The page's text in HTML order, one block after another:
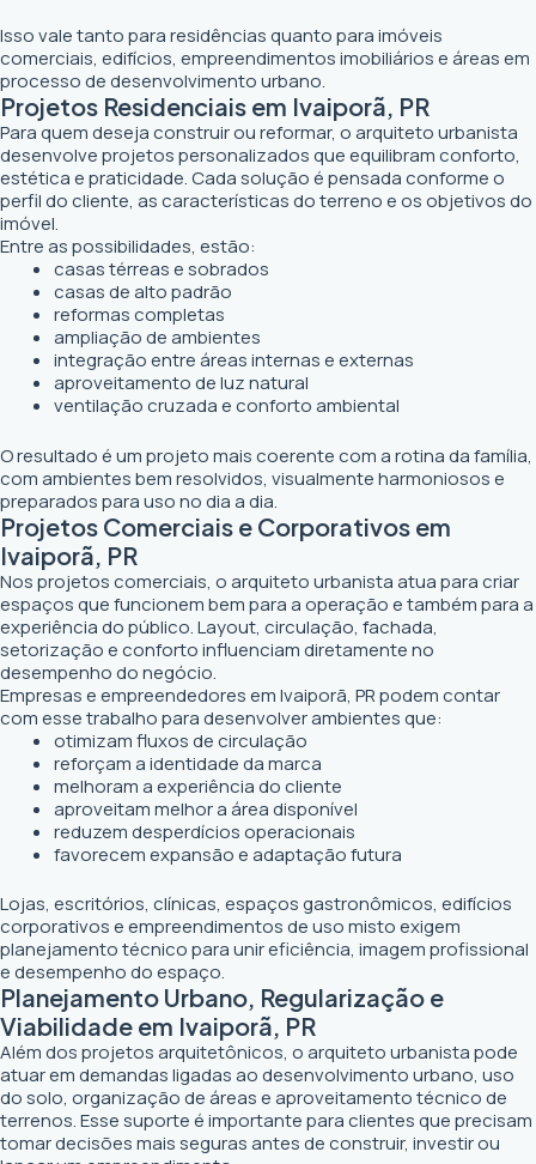
Isso vale tanto para residências quanto para imóveis
comerciais, edifícios, empreendimentos imobiliários e áreas em
processo de desenvolvimento urbano.
Projetos Residenciais em Ivaiporã, PR
Para quem deseja construir ou reformar, o arquiteto urbanista
desenvolve projetos personalizados que equilibram conforto,
estética e praticidade. Cada solução é pensada conforme o
perfil do cliente, as características do terreno e os objetivos do
imóvel.
Entre as possibilidades, estão:
casas térreas e sobrados
casas de alto padrão
reformas completas
ampliação de ambientes
integração entre áreas internas e externas
aproveitamento de luz natural
ventilação cruzada e conforto ambiental
O resultado é um projeto mais coerente com a rotina da família,
com ambientes bem resolvidos, visualmente harmoniosos e
preparados para uso no dia a dia.
Projetos Comerciais e Corporativos em
Ivaiporã, PR
Nos projetos comerciais, o arquiteto urbanista atua para criar
espaços que funcionem bem para a operação e também para a
experiência do público. Layout, circulação, fachada,
setorização e conforto influenciam diretamente no
desempenho do negócio.
Empresas e empreendedores em Ivaiporã, PR podem contar
com esse trabalho para desenvolver ambientes que:
otimizam fluxos de circulação
reforçam a identidade da marca
melhoram a experiência do cliente
aproveitam melhor a área disponível
reduzem desperdícios operacionais
favorecem expansão e adaptação futura
Lojas, escritórios, clínicas, espaços gastronômicos, edifícios
corporativos e empreendimentos de uso misto exigem
planejamento técnico para unir eficiência, imagem profissional
e desempenho do espaço.
Planejamento Urbano, Regularização e
Viabilidade em Ivaiporã, PR
Além dos projetos arquitetônicos, o arquiteto urbanista pode
atuar em demandas ligadas ao desenvolvimento urbano, uso
do solo, organização de áreas e aproveitamento técnico de
terrenos. Esse suporte é importante para clientes que precisam
tomar decisões mais seguras antes de construir, investir ou